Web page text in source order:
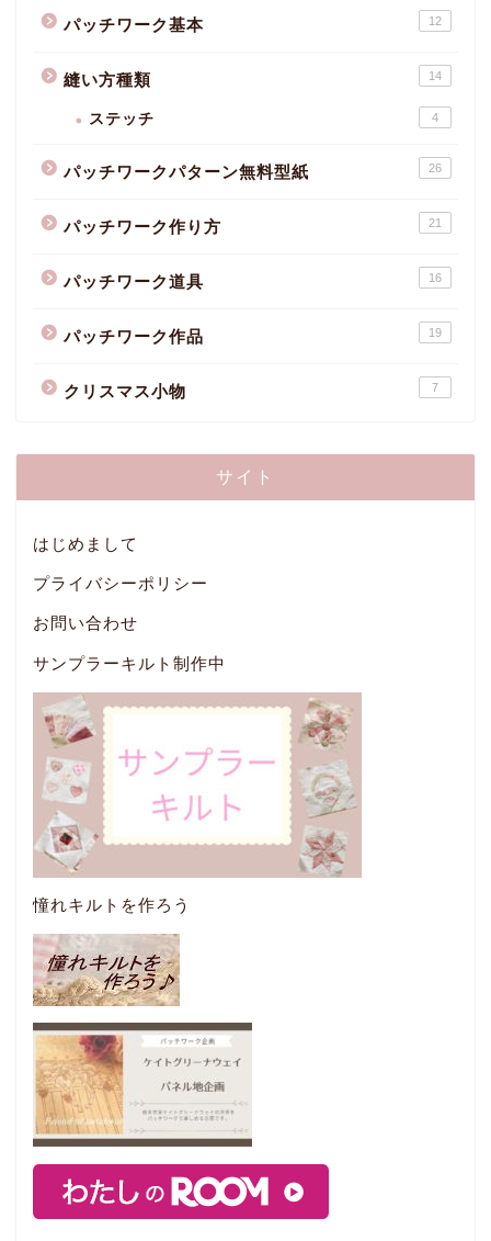
パッチワーク基本 12
縫い方種類 14
ステッチ 4
パッチワークパターン無料型紙 26
パッチワーク作り方 21
パッチワーク道具 16
パッチワーク作品 19
クリスマス小物 7
サイト
はじめまして
プライバシーポリシー
お問い合わせ
サンプラーキルト制作中
憧れキルトを作ろう